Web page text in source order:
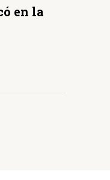
en la